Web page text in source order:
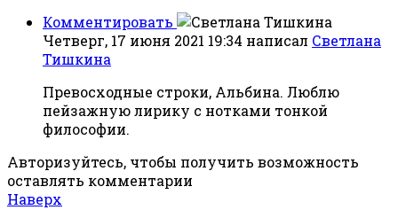
Комментировать
Четверг, 17 июня 2021 19:34 написал Светлана
Тишкина
Превосходные строки, Альбина. Люблю
пейзажную лирику с нотками тонкой
философии.
Авторизуйтесь, чтобы получить возможность
оставлять комментарии
Наверх